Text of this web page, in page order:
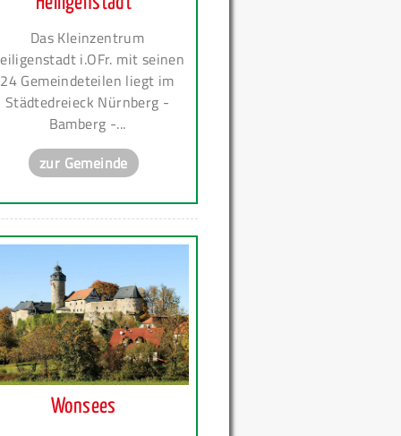
Das Kleinzentrum
i.OFr. mit seinen
24 Gemeindeteilen liegt im
Städtedreieck Nürnberg -
Bamberg -...
zur Gemeinde
Wonsees